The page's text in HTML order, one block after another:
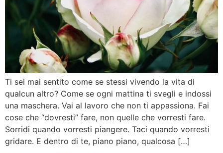
Ti sei mai sentito come se stessi vivendo la vita di
qualcun altro? Come se ogni mattina ti svegli e indossi
una maschera. Vai al lavoro che non ti appassiona. Fai
cose che “dovresti” fare, non quelle che vorresti fare.
Sorridi quando vorresti piangere. Taci quando vorresti
gridare. E dentro di te, piano piano, qualcosa […]